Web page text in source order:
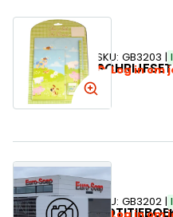
SCHRIJFSET
SKU: GB3203
Log in om
SKU: GB3202
Log in om